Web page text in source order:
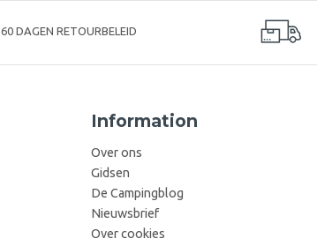
60 DAGEN RETOURBELEID
Information
Over ons
Gidsen
De Campingblog
Nieuwsbrief
Over cookies